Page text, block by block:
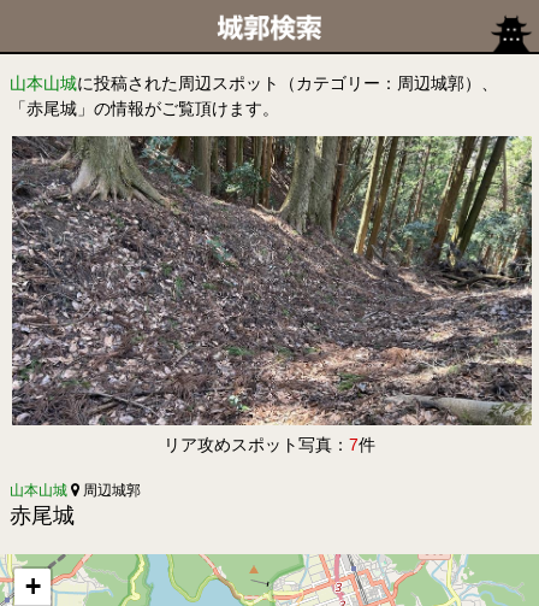
山本山城に投稿された周辺スポット（カテゴリー：周辺城郭）、
「赤尾城」の情報がご覧頂けます。
リア攻めスポット写真： 7件
山本山城 周辺城郭
赤尾城
+